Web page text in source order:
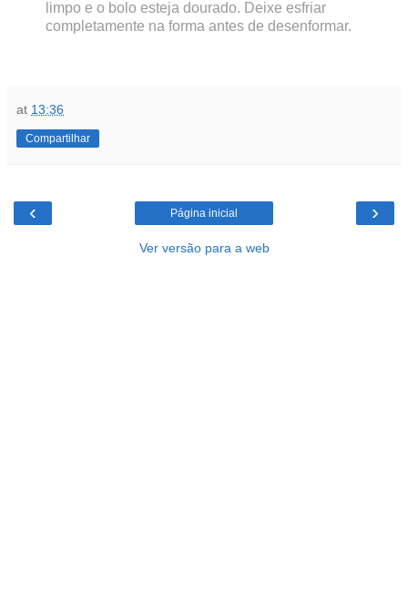
limpo e o bolo esteja dourado. Deixe esfriar
completamente na forma antes de desenformar.
at 13:36
Compartilhar
‹ ›
Página inicial
Ver versão para a web